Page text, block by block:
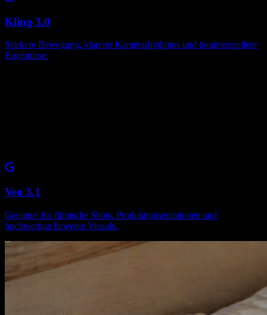
Kling 3.0
Stärkere Bewegung, klarerer Kamerarhythmus und kommerziellere
Ergebnisse.
Veo 3.1
Geeignet für filmische Shots, Produktpräsentationen und
hochwertige bewegte Visuals.